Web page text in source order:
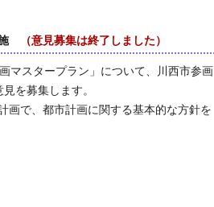
（意見募集は終了しました）
マスタープラン」について、川西市参画
を募集します。
画で、都市計画に関する基本的な方針を